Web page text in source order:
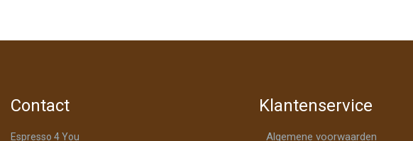
Contact
Espresso 4 You
Klantenservice
Algemene voorwaarden